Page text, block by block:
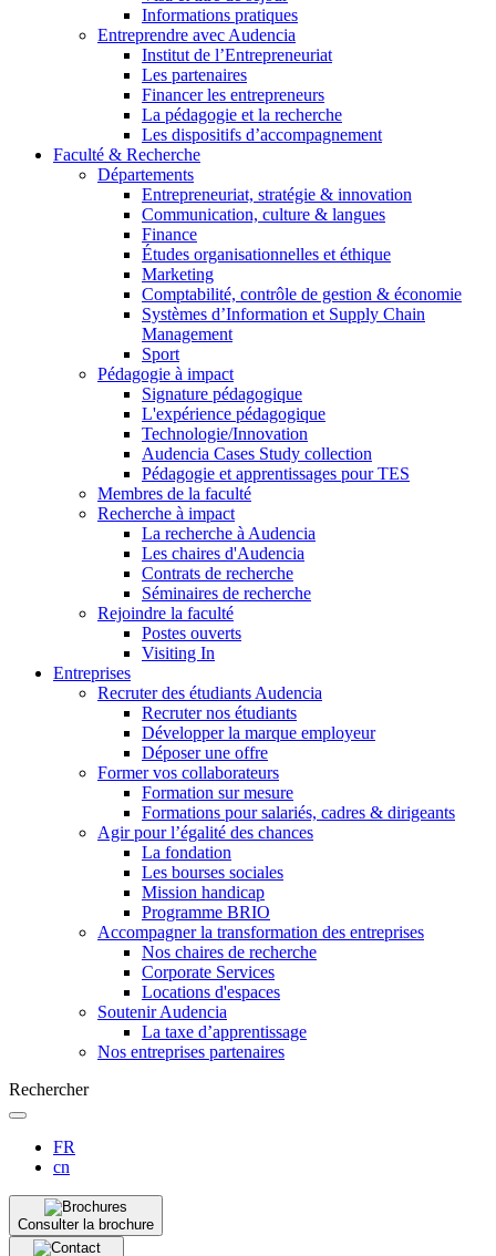
Informations pratiques
Entreprendre avec Audencia
Institut de l’Entrepreneuriat
Les partenaires
Financer les entrepreneurs
La pédagogie et la recherche
Les dispositifs d’accompagnement
Faculté & Recherche
Départements
Entrepreneuriat, stratégie & innovation
Communication, culture & langues
Finance
Études organisationnelles et éthique
Marketing
Comptabilité, contrôle de gestion & économie
Systèmes d’Information et Supply Chain
Management
Sport
Pédagogie à impact
Signature pédagogique
L'expérience pédagogique
Technologie/Innovation
Audencia Cases Study collection
Pédagogie et apprentissages pour TES
Membres de la faculté
Recherche à impact
La recherche à Audencia
Les chaires d'Audencia
Contrats de recherche
Séminaires de recherche
Rejoindre la faculté
Postes ouverts
Visiting In
Entreprises
Recruter des étudiants Audencia
Recruter nos étudiants
Développer la marque employeur
Déposer une offre
Former vos collaborateurs
Formation sur mesure
Formations pour salariés, cadres & dirigeants
Agir pour l’égalité des chances
La fondation
Les bourses sociales
Mission handicap
Programme BRIO
Accompagner la transformation des entreprises
Nos chaires de recherche
Corporate Services
Locations d'espaces
Soutenir Audencia
La taxe d’apprentissage
Nos entreprises partenaires
Rechercher
FR
cn
Consulter la brochure